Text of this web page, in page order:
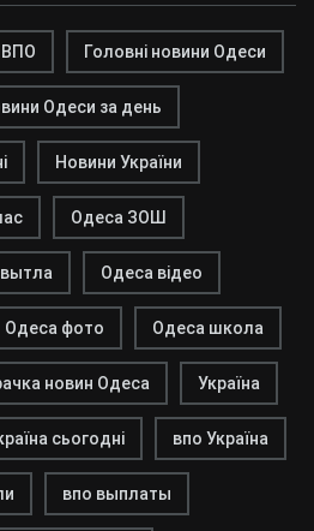
ВПО Головні новини Одеси
Одеси за день
Новини України
Одеса ЗОШ
Одеса відео
Одеса фото Одеса школа
новин Одеса Україна
сьогодні впо Україна
впо выплаты